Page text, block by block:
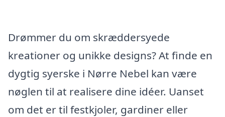
Drømmer du om skræddersyede
kreationer og unikke designs? At finde en
dygtig syerske i Nørre Nebel kan være
nøglen til at realisere dine idéer. Uanset
om det er til festkjoler, gardiner eller